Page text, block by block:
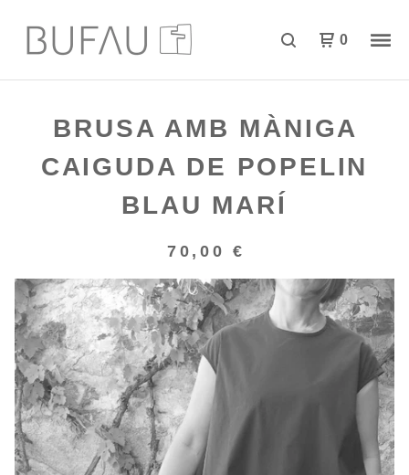
0
BRUSA AMB MÀNIGA
CAIGUDA DE POPELIN
BLAU MARÍ
70,00 €